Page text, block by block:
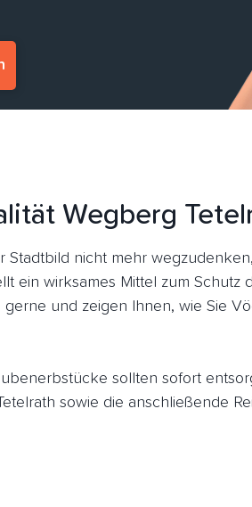
Wegberg
nicht mehr
ein wirksames Mittel zum Schutz
und zeigen Ihnen, wie Sie
sollten sofort
sowie die anschließende